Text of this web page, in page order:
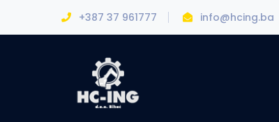
+387 37 961777 info@hcing.ba